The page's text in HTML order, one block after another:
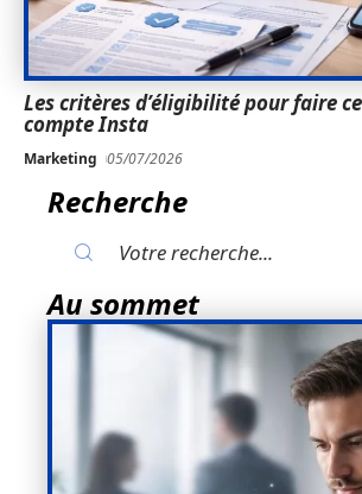
Les critères d’éligibilité pour faire
compte Insta
Marketing 05/07/2026
Recherche
Au sommet